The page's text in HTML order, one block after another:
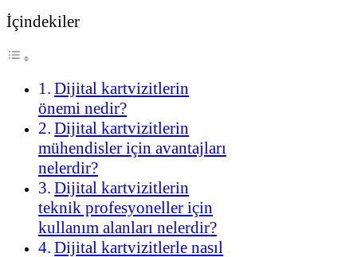
İçindekiler
Dijital kartvizitlerin
önemi nedir?
Dijital kartvizitlerin
mühendisler için avantajları
nelerdir?
Dijital kartvizitlerin
teknik profesyoneller için
kullanım alanları nelerdir?
Dijital kartvizitlerle nasıl